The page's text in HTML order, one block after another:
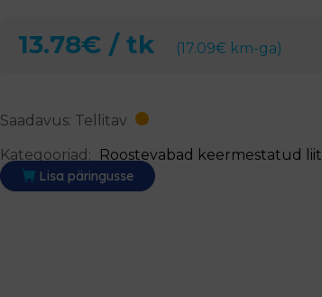
13.78€ / tk (17.09€ km-ga)
Saadavus: Tellitav
Kategooriad:
Roostevabad keermestatud
Lisa päringusse